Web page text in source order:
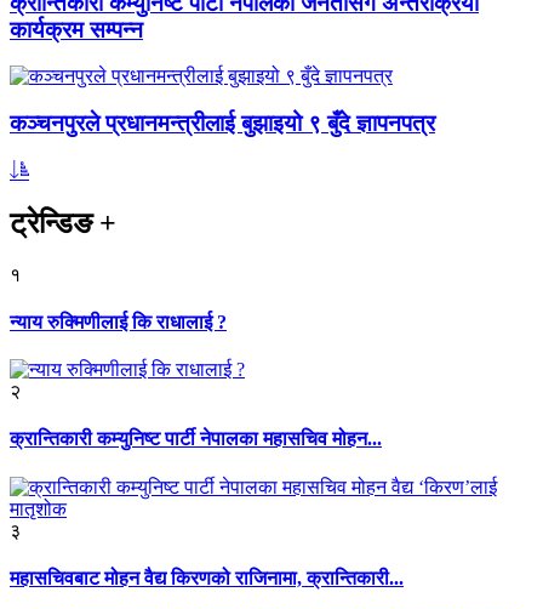
कार्यक्रम सम्पन्न
कञ्चनपुरले प्रधानमन्त्रीलाई बुझाइयो ९ बुँदे ज्ञापनपत्र
ट्रेन्डिङ+
१
न्याय रुक्मिणीलाई कि राधालाई ?
२
क्रान्तिकारी कम्युनिष्ट पार्टी नेपालका महासचिव मोहन...
३
महासचिवबाट मोहन वैद्य किरणको राजिनामा, क्रान्तिकारी...